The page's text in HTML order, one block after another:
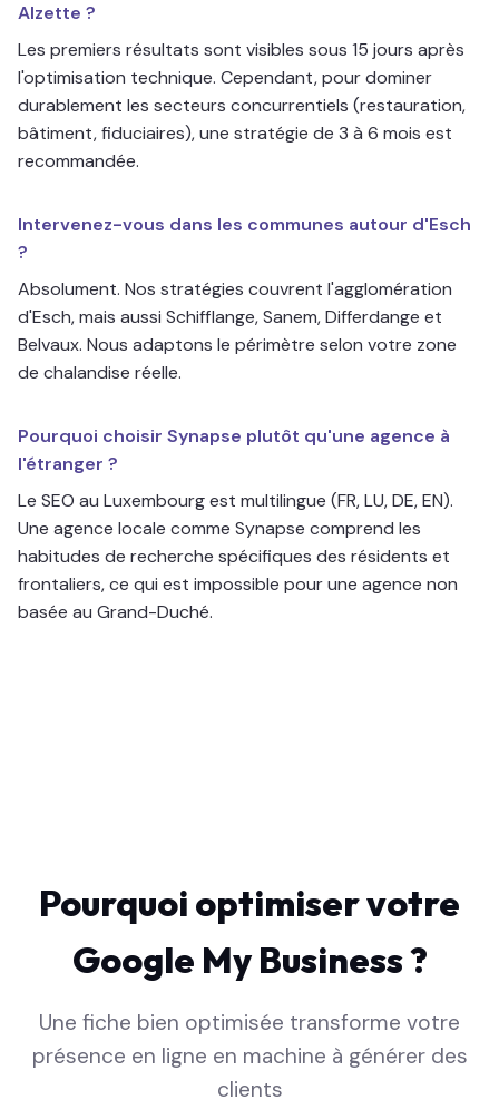
Alzette ?
Les premiers résultats sont visibles sous 15 jours après
l'optimisation technique. Cependant, pour dominer
durablement les secteurs concurrentiels (restauration,
bâtiment, fiduciaires), une stratégie de 3 à 6 mois est
recommandée.
Intervenez-vous dans les communes autour d'Esch
?
Absolument. Nos stratégies couvrent l'agglomération
d'Esch, mais aussi Schifflange, Sanem, Differdange et
Belvaux. Nous adaptons le périmètre selon votre zone
de chalandise réelle.
Pourquoi choisir Synapse plutôt qu'une agence à
l'étranger ?
Le SEO au Luxembourg est multilingue (FR, LU, DE, EN).
Une agence locale comme Synapse comprend les
habitudes de recherche spécifiques des résidents et
frontaliers, ce qui est impossible pour une agence non
basée au Grand-Duché.
Pourquoi optimiser votre
Google My Business ?
Une fiche bien optimisée transforme votre
présence en ligne en machine à générer des
clients